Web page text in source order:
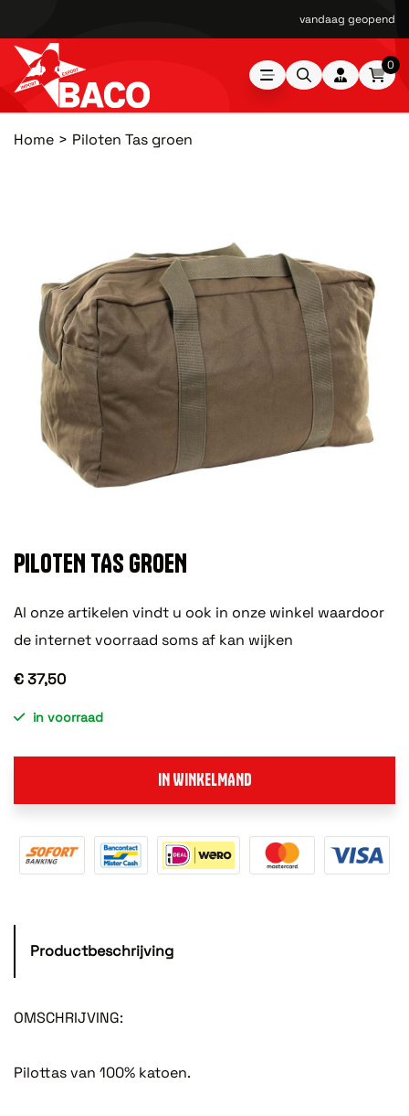
vandaag geopend
0
Home Piloten Tas groen
PILOTEN TAS GROEN
Al onze artikelen vindt u ook in onze winkel waardoor
de internet voorraad soms af kan wijken
€ 37,50
in voorraad
IN WINKELMAND
Productbeschrijving
OMSCHRIJVING:
Pilottas van 100% katoen.